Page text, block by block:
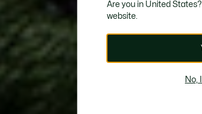
Are you in United
website.
No,